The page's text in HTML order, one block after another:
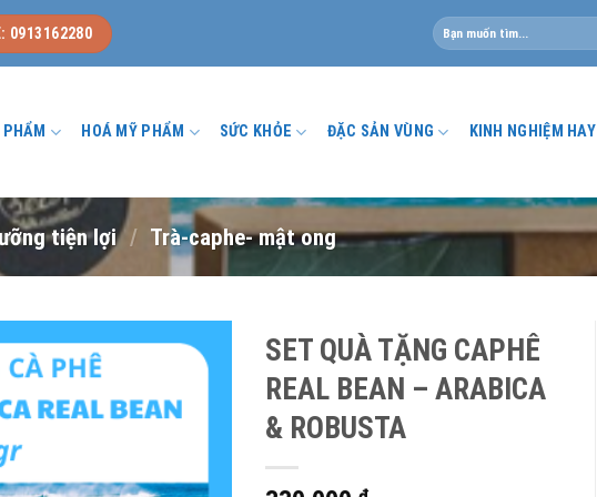
0913162280
Tìm
kiếm:
PHẨM HOÁ MỸ PHẨM SỨC KHỎE ĐẶC SẢN VÙNG KINH NGHIỆM HAY
tiện lợi / Trà-caphe- mật ong
SET QUÀ TẶNG CAPHÊ
REAL BEAN – ARABICA
& ROBUSTA